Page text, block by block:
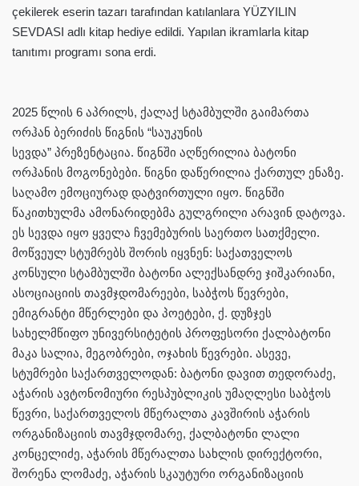
çekilerek eserin tazarı tarafından katılanlara YÜZYILIN
SEVDASI adlı kitap hediye edildi. Yapılan ikramlarla kitap
tanıtımı programı sona erdi.
2025 წლის 6 აპრილს, ქალაქ სტამბულში გაიმართა
ორჰან ბერიძის წიგნის “საუკუნის
სევდა” პრეზენტაცია. წიგნში აღწერილია ბატონი
ორჰანის მოგონებები. წიგნი დაწერილია ქართულ ენაზე.
საღამო ემოციურად დატვირთული იყო. წიგნში
წაკითხულმა ამონარიდებმა გულგრილი არავინ დატოვა.
ეს სევდა იყო ყველა ჩვემებურის საერთო სათქმელი.
მოწვეულ სტუმრებს შორის იყვნენ: საქათველოს
კონსული სტამბულში ბატონი ალექსანდრე ჯიშკარიანი,
ასოციაციის თავმჯდომარეები, საბჭოს წევრები,
ემიგრანტი მწერლები და პოეტები, ქ. დუზჯეს
სახელმწიფო უნივერსიტეტის პროფესორი ქალბატონი
მაკა სალია, მეგობრები, ოჯახის წევრები. ასევე,
სტუმრები საქართველოდან: ბატონი დავით თედორაძე,
აჭარის ავტონომიური რესპუბლიკის უმაღლესი საბჭოს
წევრი, საქართველოს მწერალთა კავშირის აჭარის
ორგანიზაციის თავმჯდომარე, ქალბატონი ლალი
კონცელიძე, აჭარის მწერალთა სახლის დირექტორი,
შორენა ლომაძე, აჭარის სკაუტური ორგანიზაციის